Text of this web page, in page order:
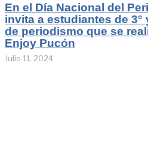
En el Día Nacional del
invita a estudiantes de 3°
de periodismo que se
Enjoy Pucón
Julio 11, 2024